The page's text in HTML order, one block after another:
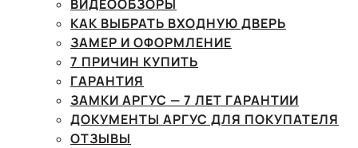
ВИДЕООБЗОРЫ
КАК ВЫБРАТЬ ВХОДНУЮ ДВЕРЬ
ЗАМЕР И ОФОРМЛЕНИЕ
7 ПРИЧИН КУПИТЬ
ГАРАНТИЯ
ЗАМКИ АРГУС — 7 ЛЕТ ГАРАНТИИ
ДОКУМЕНТЫ АРГУС ДЛЯ ПОКУПАТЕЛЯ
ОТЗЫВЫ